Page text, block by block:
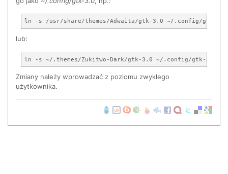
lub:
Zmiany należy wprowadzać z poziomu zwykłego
użytkownika.